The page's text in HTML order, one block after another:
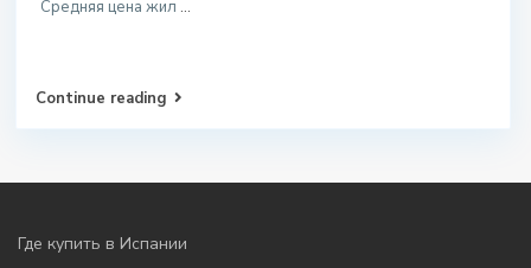
Средняя цена жил ...
Continue reading
Где купить в Испании